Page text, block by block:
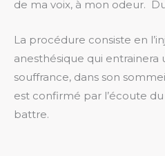
de ma voix, à mon odeur.
La procédure consiste en
anesthésique qui
souffrance, dans son
est confirmé par l’écoute
battre.